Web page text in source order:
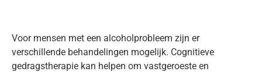
Voor mensen met een alcoholprobleem zijn er
verschillende behandelingen mogelijk. Cognitieve
gedragstherapie kan helpen om vastgeroeste en